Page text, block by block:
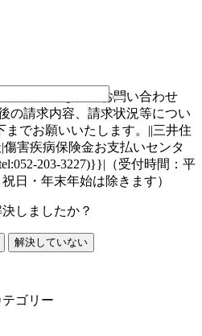
請求手続き後のお問い合わせ
の請求内容、請求状況等につい
でお願いいたします。||三井住
害疾病保険金お支払いセンタ
203-3227)}}|（受付時間：平
日・年末年始は除きます）
しましたか？
解決していない
テゴリー